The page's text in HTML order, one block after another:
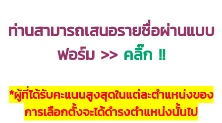
ท่านสามารถเสนอรายชื่อผ่านแบบ
ฟอร์ม >> คลิ๊ก !!
*ผู้ที่ได้รับคะแนนสูงสุดในแต่ละตำแหน่งของ
การเลือกตั้งจะได้ดำรงตำแหน่งนั้นไป